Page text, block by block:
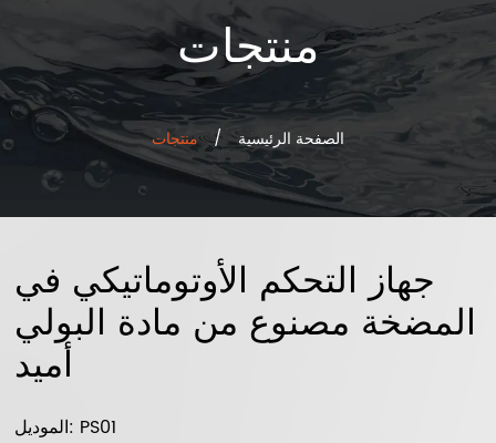
منتجات
الصفحة الرئيسية / منتجات
جهاز التحكم الأوتوماتيكي في
المضخة مصنوع من مادة البولي
أميد
الموديل: PS01